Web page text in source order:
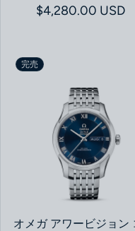
通常価格
$4,280.00 USD
完売
オメガ アワービジョン